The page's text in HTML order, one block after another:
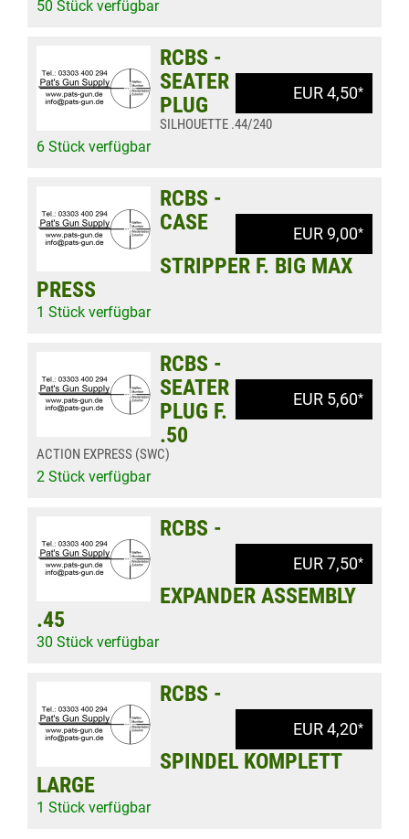
50 Stück verfügbar
EUR 4,50*
RCBS -
SEATER
PLUG
SILHOUETTE .44/240
6 Stück verfügbar
EUR 9,00*
RCBS -
CASE
STRIPPER F. BIG MAX
PRESS
1 Stück verfügbar
EUR 5,60*
RCBS -
SEATER
PLUG F.
.50
ACTION EXPRESS (SWC)
2 Stück verfügbar
EUR 7,50*
RCBS -
EXPANDER ASSEMBLY
.45
30 Stück verfügbar
EUR 4,20*
RCBS -
SPINDEL KOMPLETT
LARGE
1 Stück verfügbar